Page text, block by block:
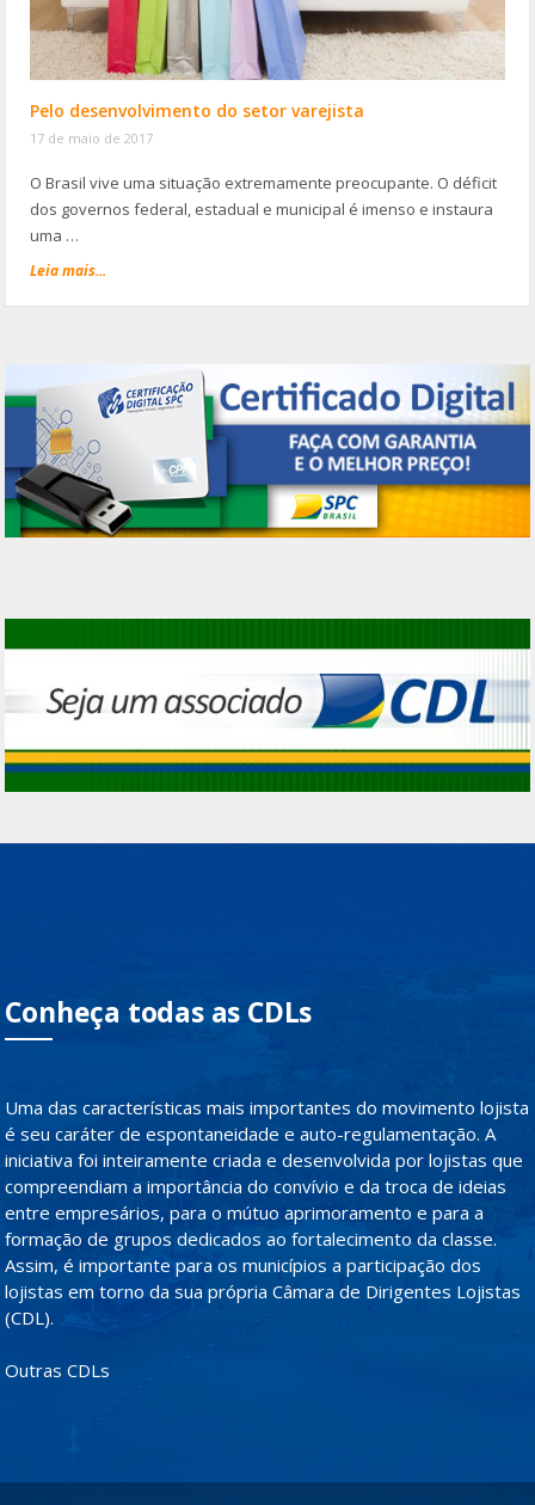
Pelo desenvolvimento do setor varejista
17 de maio de 2017
O Brasil vive uma situação extremamente preocupante. O déficit
dos governos federal, estadual e municipal é imenso e instaura
uma …
Leia mais...
Conheça todas as CDLs
Uma das características mais importantes do movimento lojista
é seu caráter de espontaneidade e auto-regulamentação. A
iniciativa foi inteiramente criada e desenvolvida por lojistas que
compreendiam a importância do convívio e da troca de ideias
entre empresários, para o mútuo aprimoramento e para a
formação de grupos dedicados ao fortalecimento da classe.
Assim, é importante para os municípios a participação dos
lojistas em torno da sua própria Câmara de Dirigentes Lojistas
(CDL).
Outras CDLs